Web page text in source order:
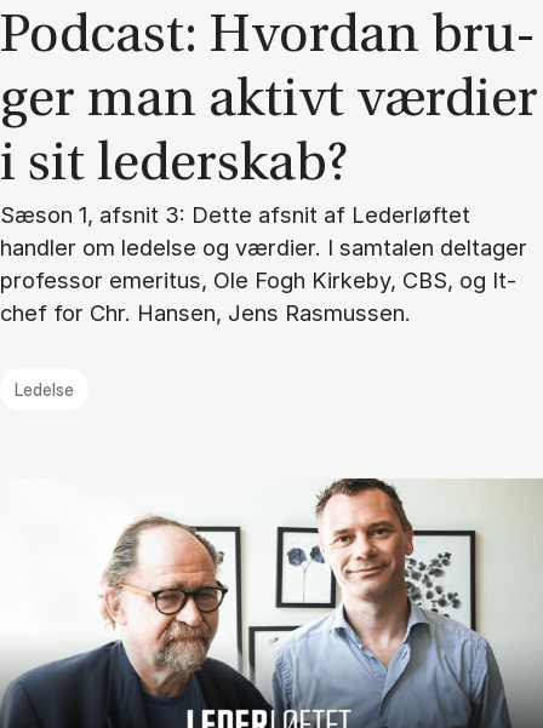
Po­dcast: Hvor­dan bru­
ger man ak­tivt vær­di­er
i sit le­der­skab?
Sæson 1, afsnit 3: Dette afsnit af Lederløftet
handler om ledelse og værdier. I samtalen deltager
professor emeritus, Ole Fogh Kirkeby, CBS, og It-
chef for Chr. Hansen, Jens Rasmussen.
Ledelse